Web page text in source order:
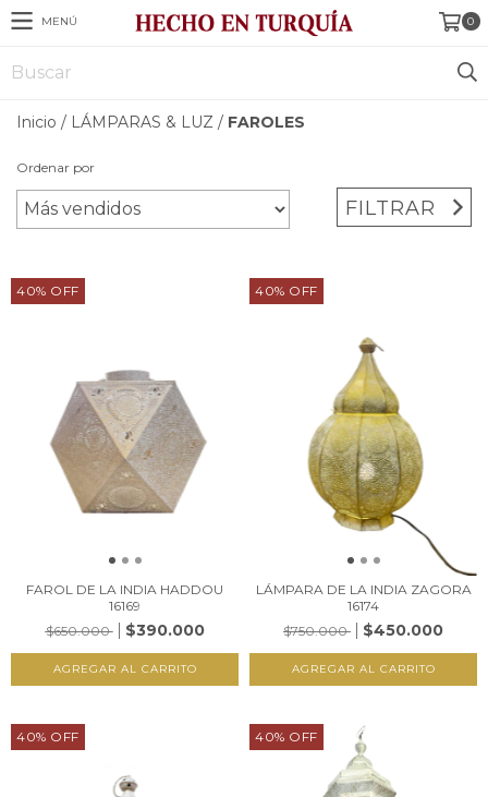
MENÚ 0
Inicio / LÁMPARAS & LUZ / FAROLES
Ordenar por
FILTRAR
40% OFF
FAROL DE LA INDIA HADDOU
16169
$650.000
$390.000
40% OFF
LÁMPARA DE LA INDIA ZAGORA
16174
$750.000
$450.000
40% OFF 40% OFF